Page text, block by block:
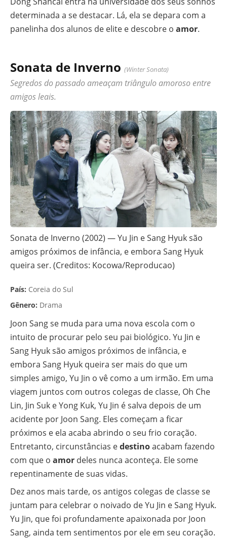
determinada a se destacar. Lá, ela se depara com a
panelinha dos alunos de elite e descobre o amor.
Sonata de Inverno (Winter Sonata)
Segredos do passado ameaçam triângulo amoroso entre
amigos leais.
Sonata de Inverno (2002) — Yu Jin e Sang Hyuk são
amigos próximos de infância, e embora Sang Hyuk
queira ser. (Creditos: Kocowa/Reproducao)
País: Coreia do Sul
Gênero: Drama
Joon Sang se muda para uma nova escola com o
intuito de procurar pelo seu pai biológico. Yu Jin e
Sang Hyuk são amigos próximos de infância, e
embora Sang Hyuk queira ser mais do que um
simples amigo, Yu Jin o vê como a um irmão. Em uma
viagem juntos com outros colegas de classe, Oh Che
Lin, Jin Suk e Yong Kuk, Yu Jin é salva depois de um
acidente por Joon Sang. Eles começam a ficar
próximos e ela acaba abrindo o seu frio coração.
Entretanto, circunstâncias edestinoacabam fazendo
com que o amor deles nunca aconteça. Ele some
repentinamente de suas vidas.
Dez anos mais tarde, os antigos colegas de classe se
juntam para celebrar o noivado de Yu Jin e Sang Hyuk.
Yu Jin, que foi profundamente apaixonada por Joon
Sang, ainda tem sentimentos por ele em seu coração.